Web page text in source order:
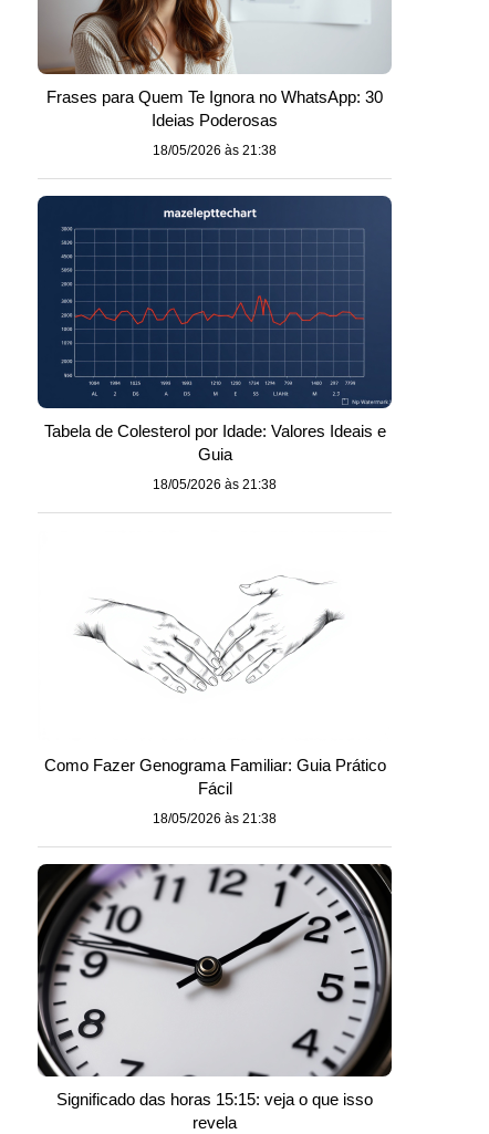
Frases para Quem Te Ignora no WhatsApp: 30
Ideias Poderosas
18/05/2026 às 21:38
Tabela de Colesterol por Idade: Valores Ideais e
Guia
18/05/2026 às 21:38
Como Fazer Genograma Familiar: Guia Prático
Fácil
18/05/2026 às 21:38
Significado das horas 15:15: veja o que isso
revela